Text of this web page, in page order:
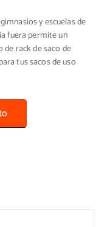
y escuelas de
fuera permite un
de rack de saco de
tus sacos de uso
de Largo cantidad